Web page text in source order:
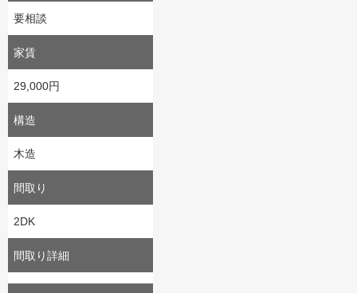
要相談
家賃
29,000円
構造
木造
間取り
2DK
間取り詳細